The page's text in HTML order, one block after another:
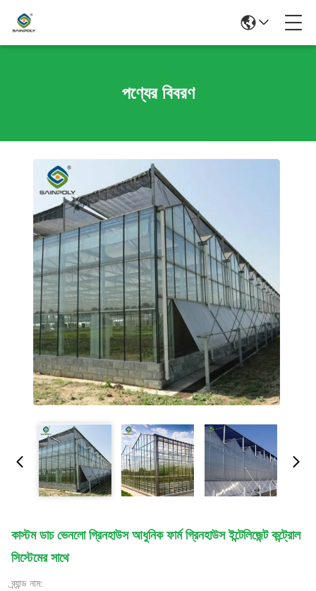
পণ্যের বিবরণ
কাস্টম ডাচ ভেনলো গ্রিনহাউস আধুনিক ফার্ম গ্রিনহাউস ইন্টেলিজেন্ট কন্ট্রোল
সিস্টেমের সাথে
ব্র্যান্ড নাম: